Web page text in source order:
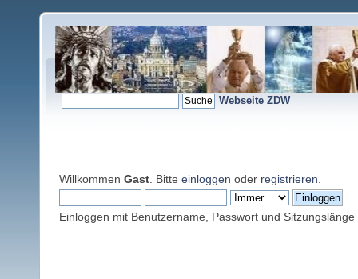
Webseite ZDW
Willkommen Gast . Bitte einloggen oder registrieren
Einloggen mit Benutzername, Passwort und Sitzungslänge